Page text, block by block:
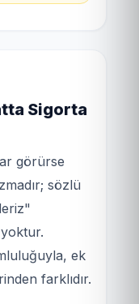
Sigorta
görürse
sözlü
ek
farklıdır.